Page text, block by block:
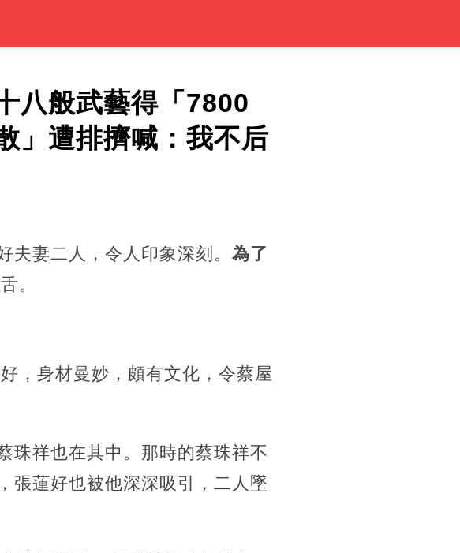
八般武藝得「7800
」遭排擠喊：我不后
妻二人，令人印象深刻。 為了
。
，身材曼妙，頗有文化，令蔡屋
珠祥也在其中。那時的蔡珠祥不
張蓮好也被他深深吸引，二人墜